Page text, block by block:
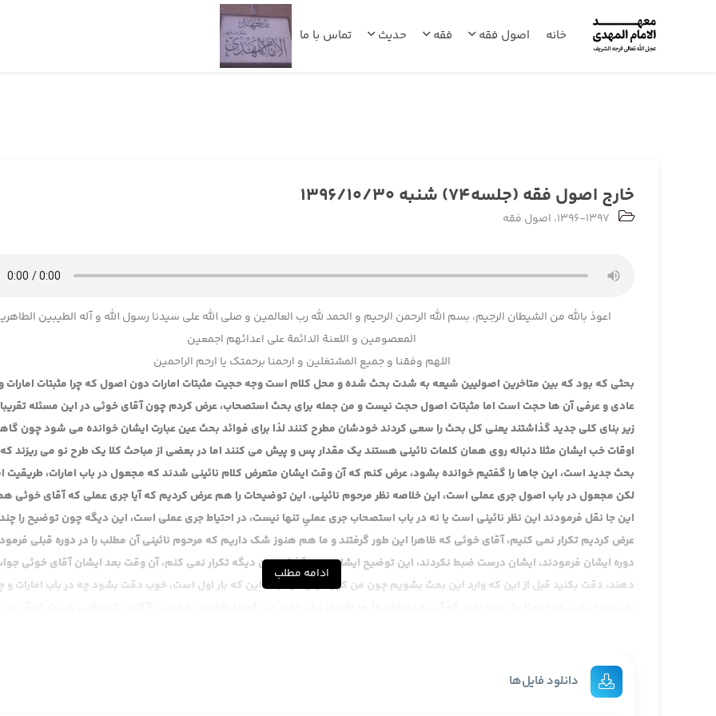
خانه اصول فقه فقه حدیث تماس با ما
خارج اصول فقه (جلسه74) شنبه 1396/10/30
1396-1397، اصول فقه
اعوذ بالله من الشیطان الرجیم، بسم الله الرحمن الرحیم و الحمد لله رب العالمین و صلی الله علی سیدنا رسول الله و آله الطیبین
المعصومین و اللعنة الدائمة علی اعدائهم اجمعین
اللهم وفقنا و جمیع المشتغلین و ارحمنا برحمتک یا ارحم الراحمین
بحثی که بود که بین متاخرین اصولیین شیعه به شدت بحث شده و محل کلام است وجه حجیت مثبتات امارات دون اصول که چرا مثبتات امارات
عادی و عرفی آن ها حجت است اما مثبتات اصول حجت نیست و من جمله برای بحث استصحاب، عرض کردم چون آقای خوئی در این مسئله
زیر بنای کلی جدید گذاشتند یعنی کل بحث را سعی کردند خودشان مطرح کنند لذا برای فوائد بحث عین عبارت ایشان خوانده می شود چون
اوقات خب ایشان مثلا دنباله روی همان کلمات نائینی هستند یک مقدار پس و پیش می کنند اما در بعضی از مباحث کلا یک طرح نو می ریزند
بحث جدید است، این جاها را گفتیم خوانده بشود، عرض کنم که آن وقت ایشان متعرض کلام نائینی شدند که مجعول در باب امارات،
لکن مجعول در باب اصول جری عملی است، این خلاصه نظر مرحوم نائینی. این توضیحات را هم عرض کردیم که آیا جری عملی که آقای خوئی
این جا نقل فرمودند این نظر نائینی است یا نه در باب استصحاب جری عملیِ تنها نیست، در احتیاط جری عملی است، این دیگه چون توضیح را چند
عرض کردیم تکرار نمی کنیم، آقای خوئی که ظاهرا این طور گرفتند و ما هم هنوز شک داریم که مرحوم نائینی آن مطلب را در دوره قبلی
دوره ایشان فرمودند، ایشان درست ضبط نکردند، این توضیح ایشان چون گذشت من دیگه تکرار نمی کنم، آن وقت بعد ایشان آقای خوئی
دهند، دقت بکنید قبل از این که وارد این بحث بشویم چون من کرارا عرض کردم نه این که بار اول است، خوب دقت بشود چه در باب امارات و
کشی که افیونس ابن عبدالرحمن ثقةٌ آخذ عنه معالم دینی؟ نظر مبارک مرحوم نائینی به این است، قال نعم، یعنی امام علیه السلام ما را تعبد
قبول ثقه، و هکذا آن روایت دیگه لا عذر لاحد من موالینا فی التشکیک فیما یرویه عنا ثقاتنا، من کرارا عرض کردم در بحث حجیت خبر ثقه دو سه تا
ادامه مطلب
دانلود فایل‌ها